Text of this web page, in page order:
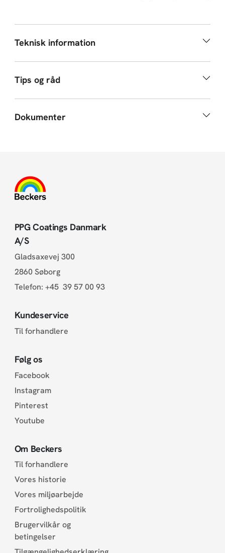
Teknisk information
Tips og råd
Dokumenter
PPG Coatings Danmark
A/S
Gladsaxevej 300
2860 Søborg
Telefon: +45 39 57 00 93
Kundeservice
Til forhandlere
Følg os
Facebook
Instagram
Pinterest
Youtube
Om Beckers
Til forhandlere
Vores historie
Vores miljøarbejde
Fortrolighedspolitik
Brugervilkår og
betingelser